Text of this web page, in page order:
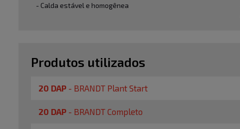
- Calda estável e homogênea
Produtos utilizados
20 DAP - BRANDT Plant Start
20 DAP - BRANDT Completo